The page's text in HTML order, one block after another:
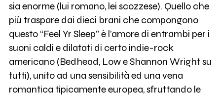
sia enorme (lui romano, lei scozzese). Quello che
più traspare dai dieci brani che compongono
questo “Feel Yr Sleep” è l’amore di entrambi per i
suoni caldi e dilatati di certo indie-rock
americano (Bedhead, Low e Shannon Wright su
tutti), unito ad una sensibilità ed una vena
romantica tipicamente europea, sfruttando le